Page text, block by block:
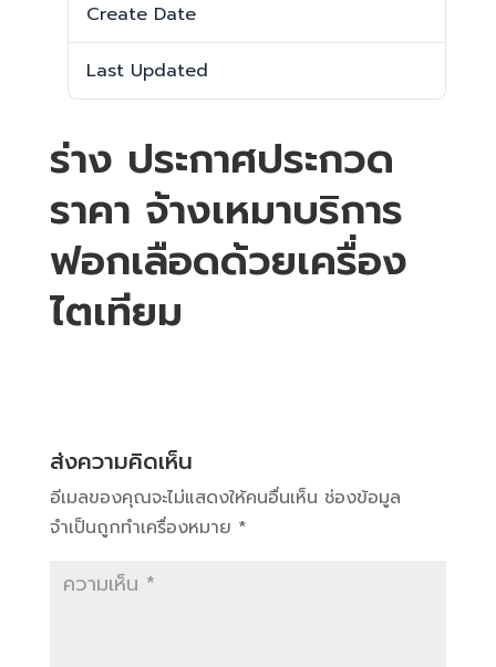
Create Date
Last Updated
ร่าง ประกาศประกวด
ราคา จ้างเหมาบริการ
ฟอกเลือดด้วยเครื่อง
ไตเทียม
ส่งความคิดเห็น
อีเมลของคุณจะไม่แสดงให้คนอื่นเห็น ช่องข้อมูล
จำเป็นถูกทำเครื่องหมาย *